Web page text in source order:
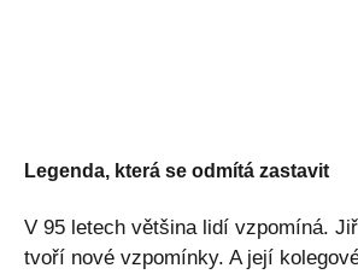
Legenda, která se odmítá zastavit
V 95 letech většina lidí vzpomíná.
tvoří nové vzpomínky. A její